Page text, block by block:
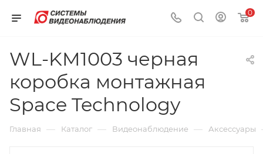
0
WL-KM1003 черная
коробка монтажная
Space Technology
Главная — Каталог — Видеонаблюдение — Аксессуары